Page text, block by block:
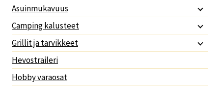
Asuinmukavuus
Camping kalusteet
Grillit ja tarvikkeet
Hevostraileri
Hobby varaosat